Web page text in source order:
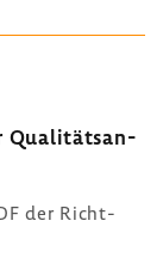
Quali­täts­an­
der Richt­